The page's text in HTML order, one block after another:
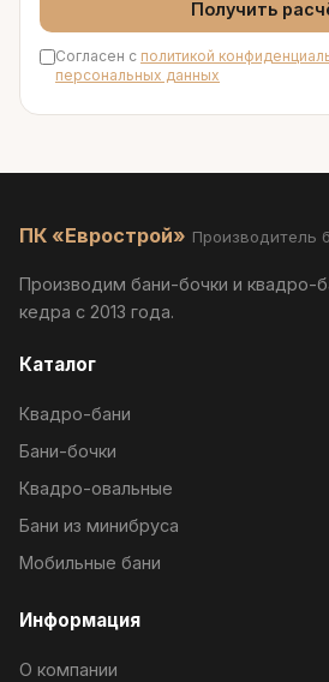
Получить
Согласен с политикой
персональных данных
ПК «Еврострой» Производитель
Производим бани-бочки и квадро-
кедра с 2013 года.
Каталог
Квадро-бани
Бани-бочки
Квадро-овальные
Бани из минибруса
Мобильные бани
Информация
О компании